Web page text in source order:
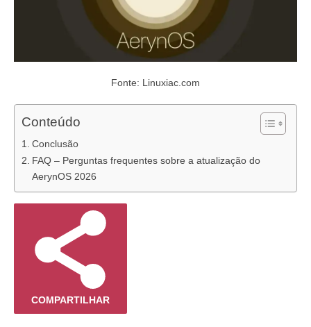
Fonte: Linuxiac.com
Conteúdo
Conclusão
FAQ – Perguntas frequentes sobre a atualização do
AerynOS 2026
COMPARTILHAR